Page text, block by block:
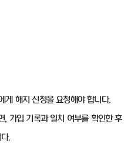
게 해지 신청을 요청해야 합니다.
가입 기록과 일치 여부를 확인한
.